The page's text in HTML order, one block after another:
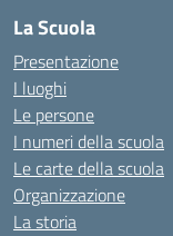
La Scuola
Presentazione
I luoghi
Le persone
I numeri della scuola
Le carte della scuola
Organizzazione
La storia